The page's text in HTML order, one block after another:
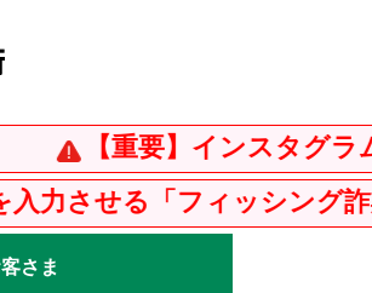
要】インスタグラムの偽アカ
ッシング詐欺」、ウイルス
さま